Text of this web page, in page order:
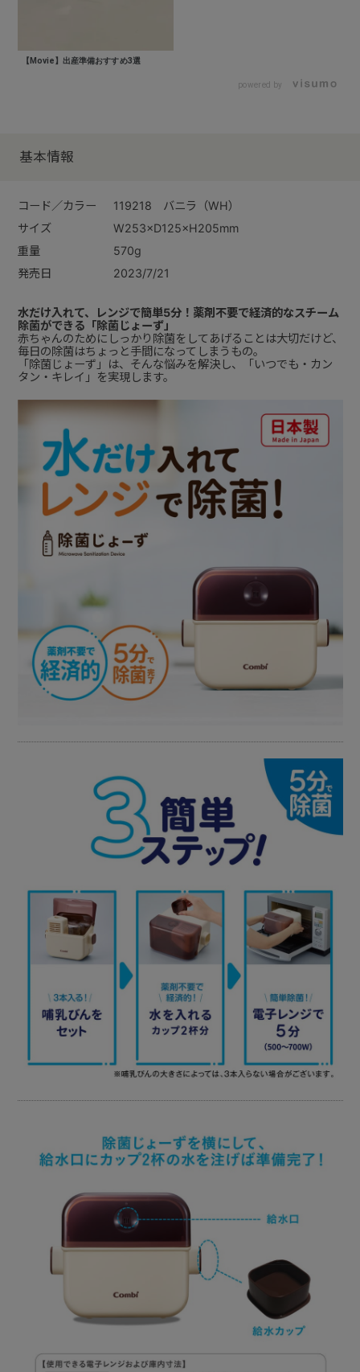
【Movie】出産準備おすすめ3選
powered by
基本情報
コード／カラー
119218 バニラ（WH）
サイズ
W253×D125×H205mm
重量
570g
発売日
2023/7/21
水だけ入れて、レンジで簡単5分！薬剤不要で経済的なスチーム
除菌ができる「除菌じょーず」
赤ちゃんのためにしっかり除菌をしてあげることは大切だけど、
毎日の除菌はちょっと手間になってしまうもの。
「除菌じょーず」は、そんな悩みを解決し、「いつでも・カン
タン・キレイ」を実現します。